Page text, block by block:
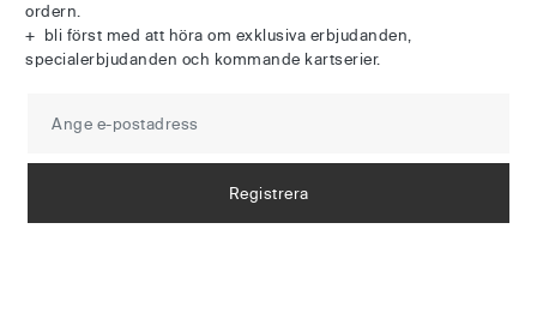
ordern.
+ bli först med att höra om exklusiva erbjudanden,
specialerbjudanden och kommande kartserier.